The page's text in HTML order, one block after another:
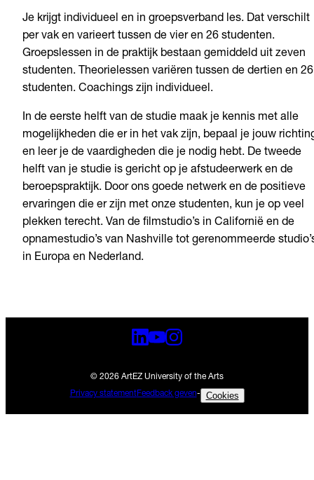
Je krijgt individueel en in groepsverband les. Dat verschilt
per vak en varieert tussen de vier en 26 studenten.
Groepslessen in de praktijk bestaan gemiddeld uit zeven
studenten. Theorielessen variëren tussen de dertien en 26
studenten. Coachings zijn individueel.
In de eerste helft van de studie maak je kennis met alle
mogelijkheden die er in het vak zijn, bepaal je jouw
en leer je de vaardigheden die je nodig hebt. De tweede
helft van je studie is gericht op je afstudeerwerk en de
beroepspraktijk. Door ons goede netwerk en de positieve
ervaringen die er zijn met onze studenten, kun je op veel
plekken terecht. Van de filmstudio’s in Californië en de
opnamestudio’s van Nashville tot gerenommeerde
in Europa en Nederland.
© 2026 ArtEZ University of the Arts
Privacy statementFeedback geven- Cookies